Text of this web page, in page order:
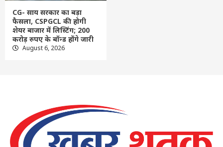
CG- साय सरकार का बड़ा
फैसला, CSPGCL की होगी
शेयर बाजार में लिस्टिंग; 200
करोड़ रुपए के बॉन्ड होंगे जारी
August 6, 2026